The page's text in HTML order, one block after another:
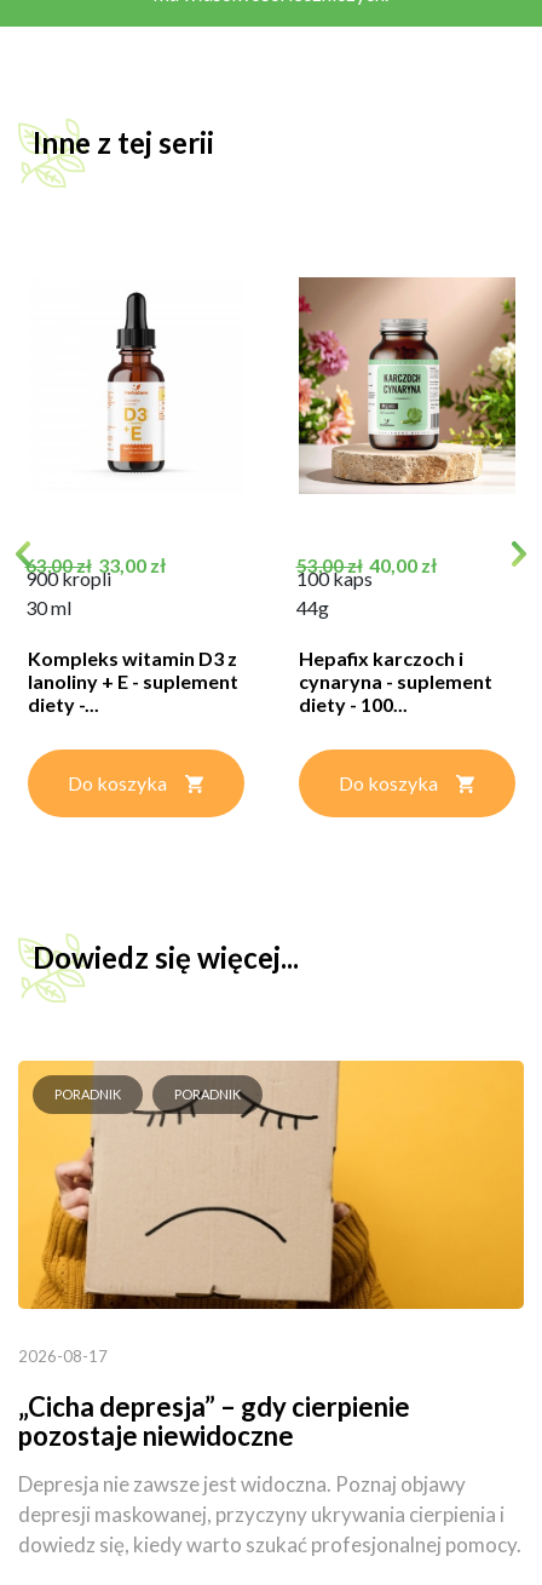
Inne z tej serii
Cena podstawowa
63,00 zł Cena
33,00 zł
900 kropli
30 ml
Kompleks witamin D3 z
lanoliny + E - suplement
diety -...
Do koszyka
Cena podstawowa
53,00 zł Cena
40,00 zł
100 kaps
44g
Hepafix karczoch i
cynaryna - suplement
diety - 100...
Do koszyka
Dowiedz się więcej...
PORADNIK PORADNIK
2026-08-17
„Cicha depresja” – gdy cierpienie
pozostaje niewidoczne
Depresja nie zawsze jest widoczna. Poznaj objawy
depresji maskowanej, przyczyny ukrywania cierpienia i
dowiedz się, kiedy warto szukać profesjonalnej pomocy.